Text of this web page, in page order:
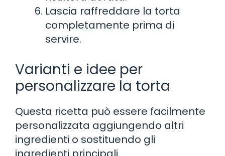
Lascia raffreddare la torta
completamente prima di
servire.
Varianti e idee per
personalizzare la torta
Questa ricetta può essere facilmente
personalizzata aggiungendo altri
ingredienti o sostituendo gli